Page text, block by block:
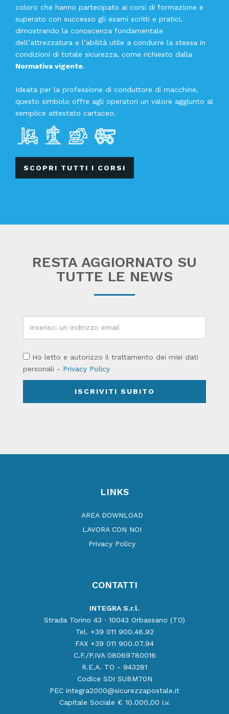
coloro che hanno partecipato ai corsi di formazione e
superato con successo gli esami scritti e pratici,
dimostrando la conoscenza fondamentale
dell’attrezzatura e l’abilità utile a condurre la stessa in
condizioni di totale sicurezza, come richiesto dalla
Normativa vigente.
Ideata per la professione di conduttore di macchine,
questo simbolo offre agli operatori un valore aggiunto al
semplice attestato cartaceo.
SCOPRI TUTTI I CORSI
RESTA AGGIORNATO SU
TUTTE LE NEWS
Ho letto e autorizzo il trattamento dei miei dati
personali - Privacy Policy
ISCRIVITI SUBITO
LINKS
AREA DOWNLOAD
LAVORA CON NOI
Privacy Policy
CONTATTI
INTEGRA S.r.l.
Strada Torino 43 · 10043 Orbassano (TO)
Tel. +39 011 900.46.92
FAX +39 011 900.07.94
C.F./P.IVA 08069780016
R.E.A. TO - 943281
Codice SDI SUBM70N
PEC integra2000@sicurezzapostale.it
Capitale Sociale € 10.000,00 i.v.